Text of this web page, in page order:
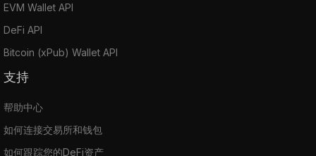
EVM Wallet API
DeFi API
Bitcoin (xPub) Wallet API
支持
帮助中心
如何连接交易所和钱包
如何跟踪您的DeFi资产